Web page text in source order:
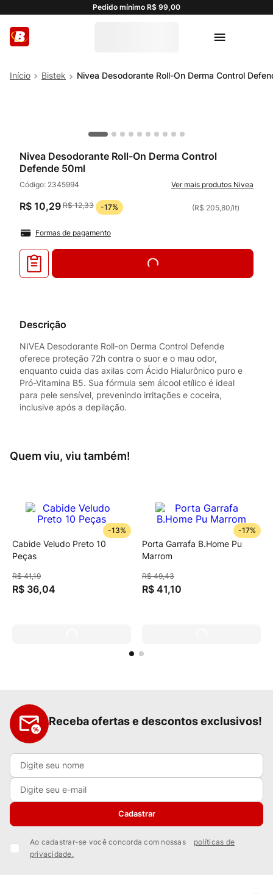
Pedido mínimo R$ 99,00
Bistek Nivea Desodorante Roll-On Derma Control
Nivea Desodorante Roll-On Derma Control
Defende 50ml
Código: 2345994 Nivea
R$ 10,29 R$ 12,33 -17% (R$ 205,80/lt)
Formas de pagamento
Descrição
NIVEA Desodorante Roll-on Derma Control Defende
oferece proteção 72h contra o suor e o mau odor,
enquanto cuida das axilas com Ácido Hialurônico puro e
Pró-Vitamina B5. Sua fórmula sem álcool etílico é ideal
para pele sensível, prevenindo irritações e coceira,
inclusive após a depilação.
Quem viu, viu também!
-13%
Cabide Veludo Preto 10
Peças
R$ 41,19
R$ 36,04
-17%
Porta Garrafa B.Home Pu
Marrom
R$ 49,43
R$ 41,10
Receba ofertas e descontos exclusivos!
Cadastrar
Ao cadastrar-se você concorda com nossas
políticas de
privacidade.